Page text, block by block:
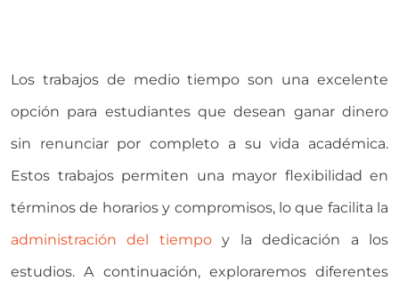
Los trabajos de medio tiempo son una excelente
opción para estudiantes que desean ganar dinero
sin renunciar por completo a su vida académica.
Estos trabajos permiten una mayor flexibilidad en
términos de horarios y compromisos, lo que facilita la
administración del tiempoy la dedicación a los
estudios. A continuación, exploraremos diferentes